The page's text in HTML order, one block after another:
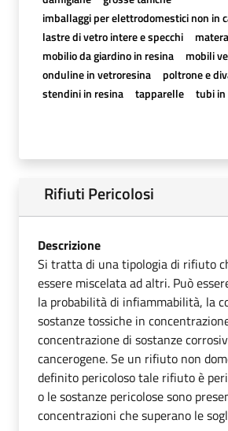
imballaggi per elettrodomestici non in
lastre di vetro intere e specchi
mobilio da giardino in resina
mobili
onduline in vetroresina
poltrone e
stendini in resina
tapparelle tubi in
Rifiuti Pericolosi
Descrizione
Si tratta di una tipologia di rifiuto
essere miscelata ad altri. Può
la probabilità di infiammabilità, la
sostanze tossiche in
concentrazione di sostanze
cancerogene. Se un rifiuto non
definito pericoloso tale rifiuto è
o le sostanze pericolose sono
concentrazioni che superano le